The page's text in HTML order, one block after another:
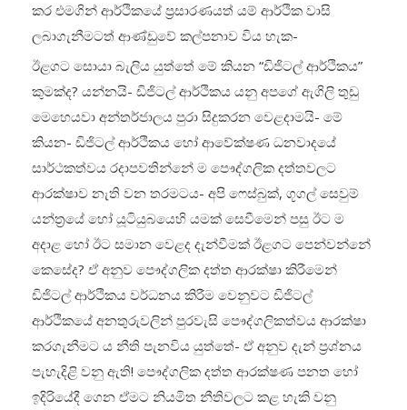
කර එමගින් ආර්ථිකයේ ප්‍රසාරණයත් යම් ආර්ථික වාසි
ලබාගැනීමටත් ආණ්ඩුවේ කල්පනාව විය හැක-
ඊළගට සොයා බැලිය යුත්තේ මේ කියන “ඩිජිටල් ආර්ථිකය”
කුමක්ද? යන්නයි- ඩිජිටල් ආර්ථිකය යනු අපගේ ඇගිලි තුඩු
මෙහෙයවා අන්තර්ජාලය පුරා සිදුකරන වෙළදාමයි- මේ
කියන- ඩිජිටල් ආර්ථිකය හෝ ආවේක්ෂණ ධනවාදයේ
සාර්ථකත්වය රදාපවතින්නේ ම පෞද්ගලික දත්තවලට
ආරක්ෂාව නැති වන තරමටය- අපි ෆෙස්බුක්, ගූගල් සෙවුම්
යන්ත්‍රයේ හෝ යූටියුබයෙහි යමක් සෙවීමෙන් පසු ඊට ම
අදාළ හෝ ඊට සමාන වෙළද දැන්වීමක් ඊළගට පෙන්වන්නේ
කෙසේද? ඒ අනුව පෞද්ගලික දත්ත ආරක්ෂා කිරීමෙන්
ඩිජිටල් ආර්ථිකය වර්ධනය කිරීම වෙනුවට ඩිජිටල්
ආර්ථිකයේ අනතුරුවලින් පුරවැසි පෞද්ගලිකත්වය ආරක්ෂා
කරගැනීමට ය නීති පැනවිය යුත්තේ- ඒ අනුව දැන් ප්‍රශ්නය
පැහැදිළි වනු ඇති! පෞද්ගලික දත්ත ආරක්ෂණ පනත හෝ
ඉදිරියේදී ගෙන ඒමට නියමිත නීතිවලට කළ හැකි වනු